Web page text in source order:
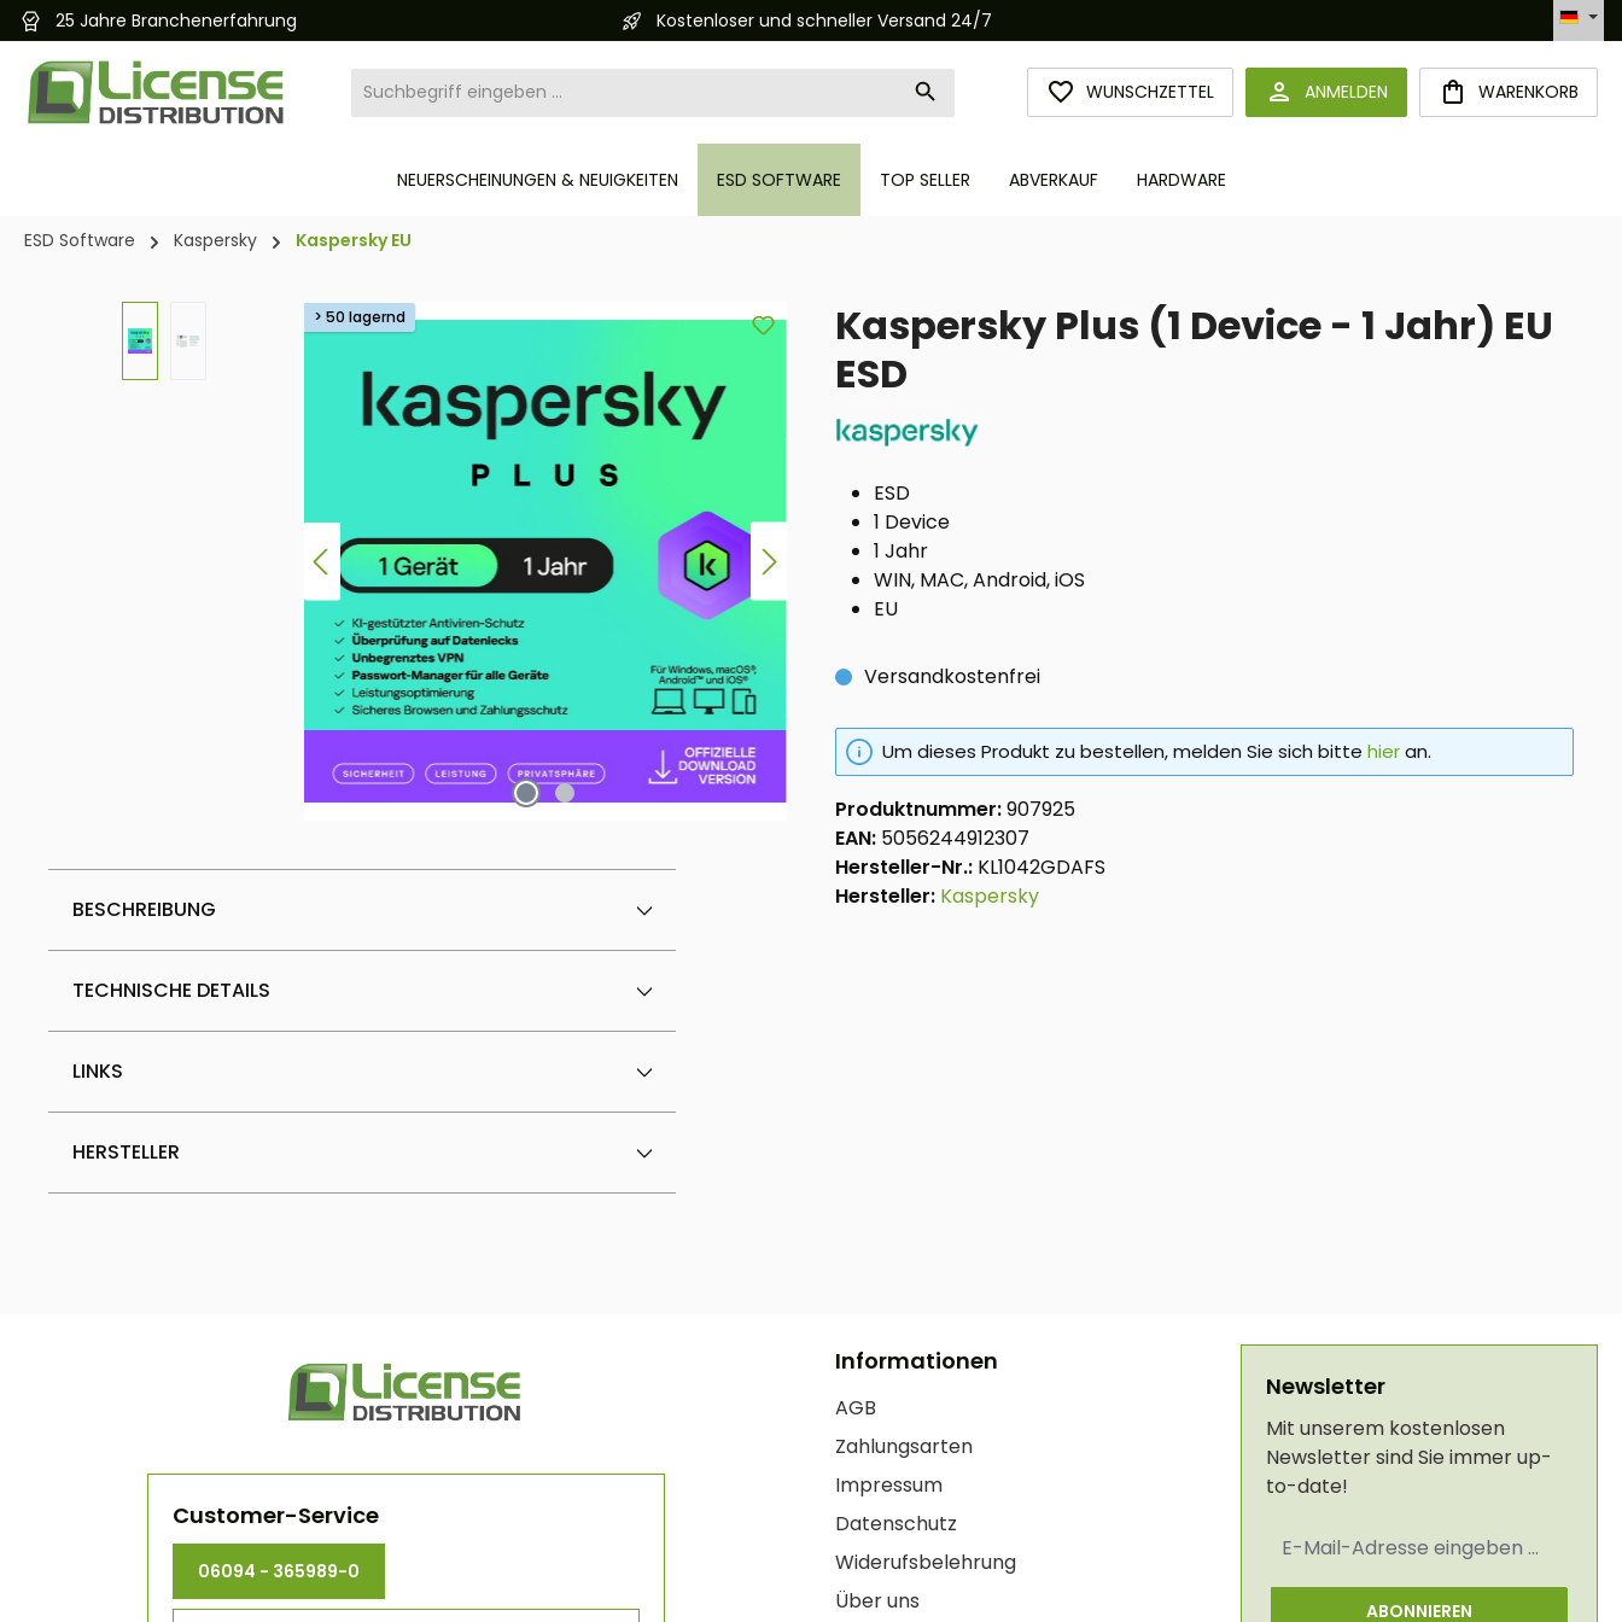
Zur Hauptnavigation springen
25 Jahre Branchenerfahrung Kostenloser und schneller Versand 24/7 Automatisierte Bestellabwicklung (API)
WUNSCHZETTELDU HAST 0 PRODUKTE AUF DEM MERKZETTEL
ANMELDEN WARENKORB
NEUERSCHEINUNGEN & NEUIGKEITEN ESD SOFTWARE TOP SELLER ABVERKAUF HARDWARE
ESD Software Kaspersky Kaspersky EU
> 50 lagernd
BESCHREIBUNG
TECHNISCHE DETAILS
LINKS
HERSTELLER
Kaspersky Plus (1 Device - 1 Jahr) EU
ESD
ESD
1 Device
1 Jahr
WIN, MAC, Android, iOS
EU
Versandkostenfrei
Um dieses Produkt zu bestellen, melden Sie sich bitte hieran.
Produktnummer:907925
EAN: 5056244912307
Hersteller-Nr.: KL1042GDAFS
Hersteller: Kaspersky
Customer-Service
06094 - 365989-0
Informationen
AGB
Zahlungsarten
Impressum
Datenschutz
Widerufsbelehrung
Über uns
Newsletter
Mit unserem kostenlosen
Newsletter sind Sie immer up-
to-date!
Mail-
ABONNIEREN